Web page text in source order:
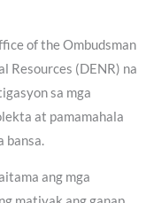
of the Ombudsman
Resources (DENR) na
sa mga
at pamamahala
bansa.
ang mga